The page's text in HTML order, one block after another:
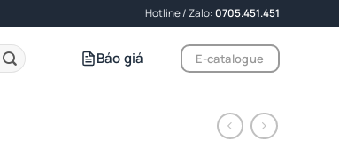
Hotline / Zalo:0705.451.451
Báo giá E-catalogue